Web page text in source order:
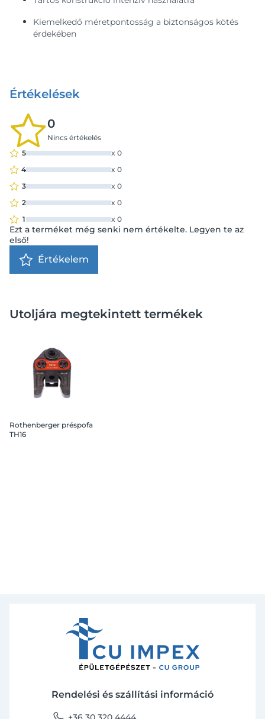
Kiemelkedő méretpontosság a biztonságos kötés
érdekében
Értékelések
0
Nincs értékelés
5
x 0
4
x 0
3
x 0
2
x 0
1
x 0
Ezt a terméket még senki nem értékelte. Legyen te az
első!
Értékelem
Utoljára megtekintett termékek
Rothenberger préspofa
TH16
Rendelési és szállítási információ